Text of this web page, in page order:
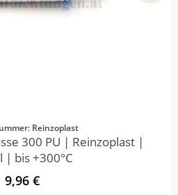
Reinzoplast
300 PU | Reinzoplast |
| bis +300°C
9,96 €